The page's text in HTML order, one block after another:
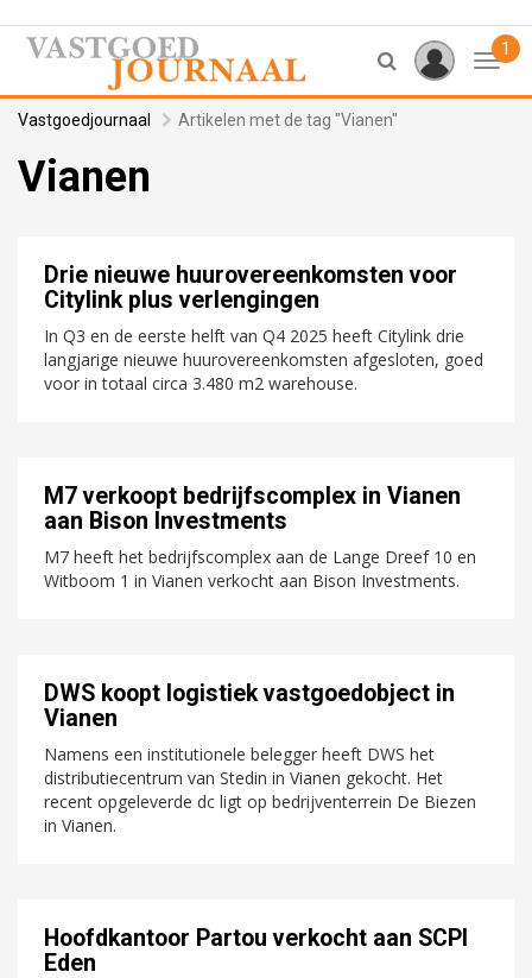
1
Vastgoedjournaal Artikelen met de tag "Vianen"
Vianen
Drie nieuwe huurovereenkomsten voor
Citylink plus verlengingen
In Q3 en de eerste helft van Q4 2025 heeft Citylink drie
langjarige nieuwe huurovereenkomsten afgesloten, goed
voor in totaal circa 3.480 m2 warehouse.
M7 verkoopt bedrijfscomplex in Vianen
aan Bison Investments
M7 heeft het bedrijfscomplex aan de Lange Dreef 10 en
Witboom 1 in Vianen verkocht aan Bison Investments.
DWS koopt logistiek vastgoedobject in
Vianen
Namens een institutionele belegger heeft DWS het
distributiecentrum van Stedin in Vianen gekocht. Het
recent opgeleverde dc ligt op bedrijventerrein De Biezen
in Vianen.
Hoofdkantoor Partou verkocht aan SCPI
Eden